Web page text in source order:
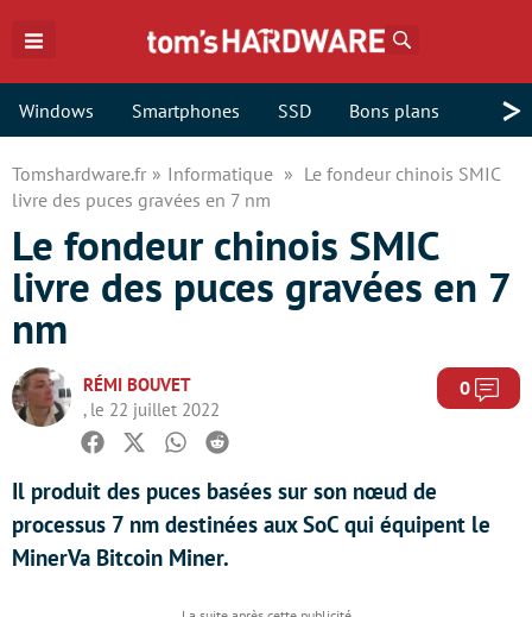
Windows Smartphones SSD Bons plans >
Tomshardware.fr Informatique
Le fondeur chinois SMIC
livre des puces gravées en 7 nm
Le fondeur chinois SMIC
livre des puces gravées en 7
nm
RÉMI BOUVET
, le 22 juillet 2022
0
Facebook
TwitterWhatsapp
Reddit
Il produit des puces basées sur son nœud de
processus 7 nm destinées aux SoC qui équipent le
MinerVa Bitcoin Miner.